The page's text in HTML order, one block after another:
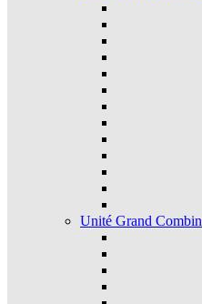
Unité Grand Combin